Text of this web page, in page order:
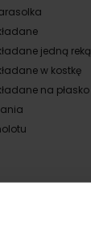
jedną reką
w kostkę
na płasko